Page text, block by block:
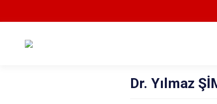
Dr. Yılmaz